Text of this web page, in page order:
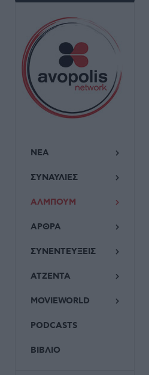
ΝΕΑ
ΣΥΝΑΥΛΙΕΣ
ΑΛΜΠΟΥΜ
ΑΡΘΡΑ
ΣΥΝΕΝΤΕΥΞΕΙΣ
ΑΤΖΕΝΤΑ
MOVIEWORLD
PODCASTS
ΒΙΒΛΙΟ